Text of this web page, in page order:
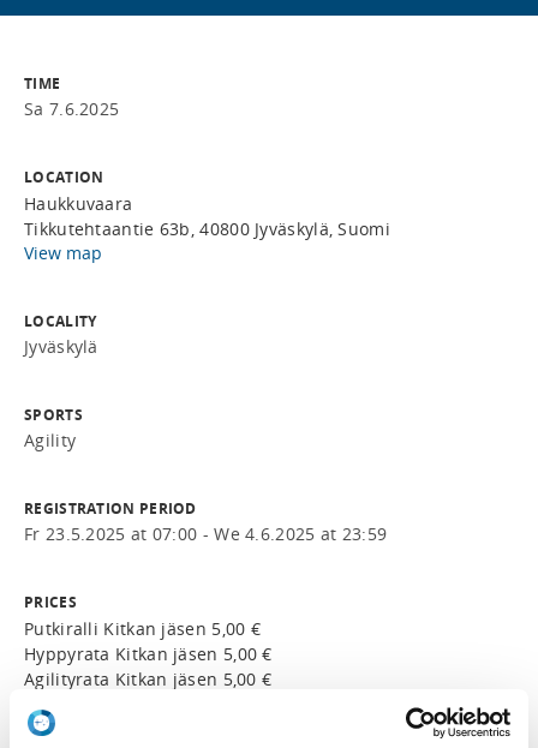
TIME
Sa 7.6.2025
LOCATION
Haukkuvaara
Tikkutehtaantie 63b, 40800 Jyväskylä, Suomi
View map
LOCALITY
Jyväskylä
SPORTS
Agility
REGISTRATION PERIOD
Fr 23.5.2025 at 07:00 - We 4.6.2025 at 23:59
PRICES
Putkiralli Kitkan jäsen 5,00 €
Hyppyrata Kitkan jäsen 5,00 €
Agilityrata Kitkan jäsen 5,00 €
Putkiralli ei-jäsen 8,00 €
Hyppyrata ei-jäsen 8,00 €